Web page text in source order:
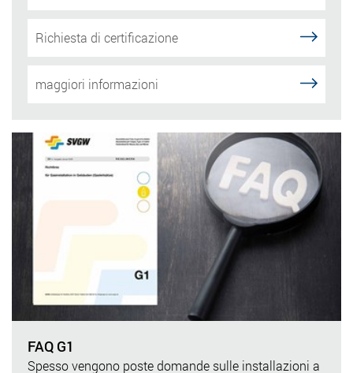
Richiesta di certificazione
maggiori informazioni
FAQ G1
Spesso vengono poste domande sulle installazioni a